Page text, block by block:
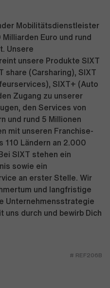
Mobilitätsdienstleister
Euro und rund
Unsere
unsere Produkte SIXT
share (Carsharing), SIXT
SIXT+ (Auto
Zugang zu unserer
den Services von
und rund 5 Millionen
mit unseren Franchise-
110 Ländern an 2.000
SIXT stehen ein
sowie ein
an erster Stelle. Wir
und langfristige
Unternehmensstrategie
uns durch und bewirb Dich
# REF206B